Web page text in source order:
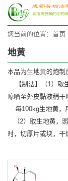
您当前的位置： 首页
地黄
本品为生地黄的炮制
【制法】（1）取
晾晒至外皮黏液稍干
每100kg生地黄，
（2）取生地黄，
时，切厚片或块，干